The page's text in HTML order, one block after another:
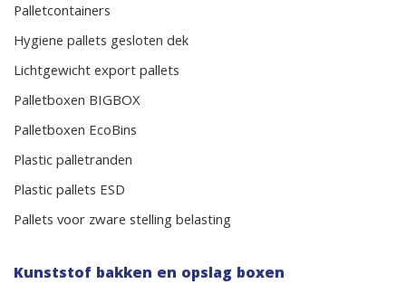
Palletcontainers
Hygiene pallets gesloten dek
Lichtgewicht export pallets
Palletboxen BIGBOX
Palletboxen EcoBins
Plastic palletranden
Plastic pallets ESD
Pallets voor zware stelling belasting
Kunststof bakken en opslag boxen